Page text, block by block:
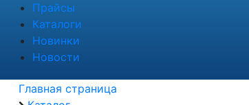
Прайсы
Каталоги
Новинки
Новости
Главная страница